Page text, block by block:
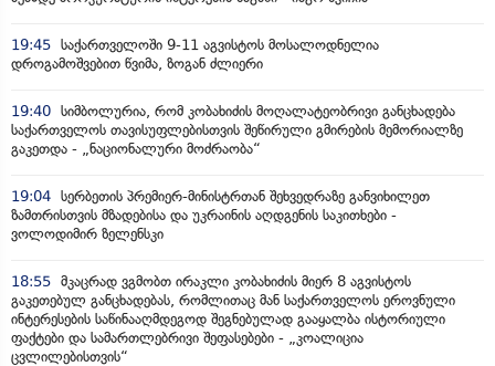
19:45 საქართველოში 9-11 აგვისტოს მოსალოდნელია
დროგამოშვებით წვიმა, ზოგან ძლიერი
19:40 სიმბოლურია, რომ კობახიძის მოღალატეობრივი განცხადება
საქართველოს თავისუფლებისთვის შეწირული გმირების მემორიალზე
გაკეთდა - „ნაციონალური მოძრაობა“
19:04 სერბეთის პრემიერ-მინისტრთან შეხვედრაზე განვიხილეთ
ზამთრისთვის მზადებისა და უკრაინის აღდგენის საკითხები -
ვოლოდიმირ ზელენსკი
18:55 მკაცრად ვგმობთ ირაკლი კობახიძის მიერ 8 აგვისტოს
გაკეთებულ განცხადებას, რომლითაც მან საქართველოს ეროვნული
ინტერესების საწინააღმდეგოდ შეგნებულად გააყალბა ისტორიული
ფაქტები და სამართლებრივი შეფასებები - „კოალიცია
ცვლილებისთვის“